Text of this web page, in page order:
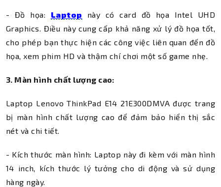
- Đồ họa: Laptop này có card đồ họa Intel UHD
Graphics. Điều này cung cấp khả năng xử lý đồ họa tốt,
cho phép bạn thực hiện các công việc liên quan đến đồ
họa, xem phim HD và thậm chí chơi một số game nhẹ.
3. Màn hình chất lượng cao:
Laptop Lenovo ThinkPad E14 21E300DMVA được trang
bị màn hình chất lượng cao để đảm bảo hiển thị sắc
nét và chi tiết.
- Kích thước màn hình: Laptop này đi kèm với màn hình
14 inch, kích thước lý tưởng cho di động và sử dụng
hàng ngày.